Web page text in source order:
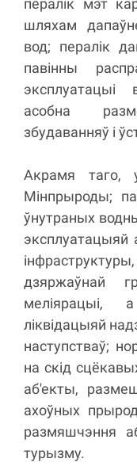
пералік мэт
шляхам
вод; пералік
павінны
эксплуатацыі
асобна
збудаванняў і
Акрамя таго,
Мінпрыроды;
ўнутраных
эксплуатацыяй
дзяржаўнай
ліквідацыяй
наступстваў;
на скід
аб'екты,
ахоўных
размяшчэння
турызму.